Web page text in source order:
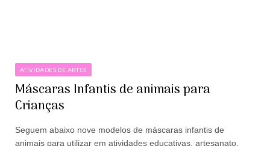
ATIVIDADES DE ARTES
Máscaras Infantis de animais para
Crianças
Seguem abaixo nove modelos de máscaras infantis de
animais para utilizar em atividades educativas, artesanato,